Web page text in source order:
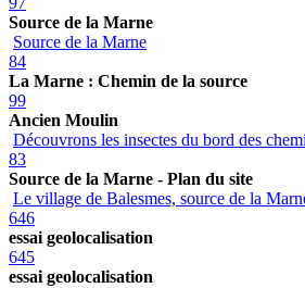
Source de la Marne
Source de la Marne
84
La Marne : Chemin de la source
99
Ancien Moulin
Découvrons les insectes du bord des
83
Source de la Marne - Plan du site
Le village de Balesmes, source de la
646
essai geolocalisation
645
essai geolocalisation